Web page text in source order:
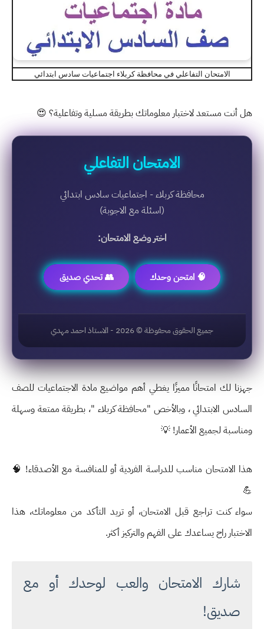
الامتحان التفاعلي في محافظة كربلاء اجتماعيات سادس ابتدائي
هل أنت مستعد لاختبار معلوماتك بطريقة مسلية وتفاعلية؟ 😍
الامتحان التفاعلي
محافظة كربلاء - اجتماعيات سادس ابتدائي
(اسئلة مع الاجوبة)
اختر وضع الامتحان:
🧠 امتحن وحدك 👥 تحدي صديق
جميع الحقوق محفوظة ©2026 - الاستاذ احمد مهدي
جهزنا لك امتحانًا مميزًا يغطي أهم مواضيع مادة الاجتماعيات للصف
السادس الابتدائي، وبالأخص "محافظة كربلاء "، بطريقة ممتعة وسهلة
ومناسبة لجميع الأعمار! 💡
هذا الامتحان مناسب للدراسة الفردية أو للمنافسة مع الأصدقاء! 🧠
💪
سواء كنت تراجع قبل الامتحان، أو تريد التأكد من معلوماتك، هذا
الاختبار راح يساعدك على الفهم والتركيز أكثر.
شارك الامتحان والعب لوحدك أو مع
صديق!